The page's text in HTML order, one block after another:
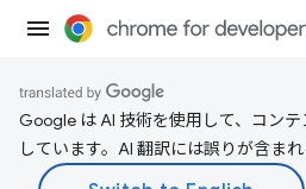
Google は AI 技術を使用して、コン
しています。AI 翻訳には誤りが含まれ